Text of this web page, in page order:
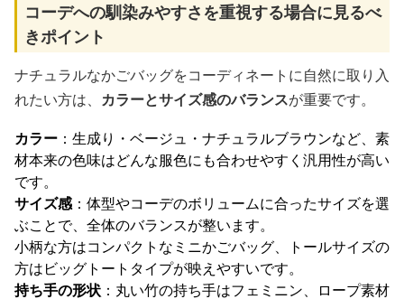
コーデへの馴染みやすさを重視する場合に見るべ
きポイント
ナチュラルなかごバッグをコーディネートに自然に取り入
れたい方は、 カラーとサイズ感のバランスが重要です。
カラー ：生成り・ベージュ・ナチュラルブラウンなど、素
材本来の色味はどんな服色にも合わせやすく汎用性が高い
です。
サイズ感：体型やコーデのボリュームに合ったサイズを選
ぶことで、全体のバランスが整います。
小柄な方はコンパクトなミニかごバッグ、トールサイズの
方はビッグトートタイプが映えやすいです。
持ち手の形状 ：丸い竹の持ち手はフェミニン、ロープ素材